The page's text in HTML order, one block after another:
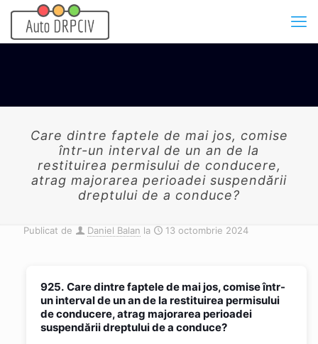
Care dintre faptele de mai jos, comise
într-un interval de un an de la
restituirea permisului de conducere,
atrag majorarea perioadei suspendării
dreptului de a conduce?
Publicat de Daniel Balan la 13 octombrie 2024
925. Care dintre faptele de mai jos, comise într-
un interval de un an de la restituirea permisului
de conducere, atrag majorarea perioadei
suspendării dreptului de a conduce?